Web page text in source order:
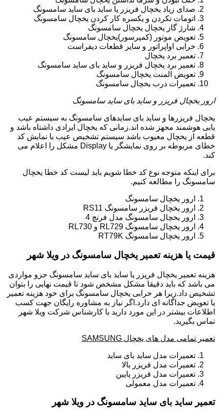
صدای زیاد یخچال فریزر یا ساید بای ساید سامسونگ
اتومات نکردن و یکسره کار کردن یخچال سامسونگ
شارژ گاز یخچال یخچال سامسونگ
تعویض موتور (کمپرسور)یخچال سامسونگ
خرابی اواپراتور و سایر قطعات دیفراست
تعمیر برد یخچال
تعمیر برد یخچال فریزر و ساید بای ساید سامسونگ
تعویض المنت یخچال سامسونگ
تعمیرات درب یخچال سامسونگ
ارور یخچال فریزر و ساید بای ساید سامسونگ
یخچال فریزرها و ساید بای سایدهای سامسونگ به سیستم عیب
یابی هوشمند مجهز شده اند.زمانی که یخچال ایرادی داشتاه باشد و
قطعه از یخچال معیوب باشد سیستم تشخیص عیب با نمایش کد
خطای مربوطه بر روی نمایشگر یا Display مشکل را اعلام می
کند.
برای اینکه متوجه نوع کد خطا شویم باید لیست کد خطا یخچال
سامسونگ را مطالعه کنیم.
ارور یخچال سامسونگ
ارور یخچال فریزر سامسونگ RS11
ارور یخچال سامسونگ مدل فرنچ 4
ارور یخچال سامسونگ RL729 و RL730
ارور یخچال سامسونگ RT79K
قیمت یا هزینه تعمیر یخچال سامسونگ در ویلا شهر
هزینه تعمیر یخچال فریزر یا ساید بای ساید سامسونگ جزو مواردی
می باشد که باید دقیقا مشکل مشخص شود تا قیمت نهایی را بتوان
تشخیص داد.زیرا هر خرابی یخچال سامسونگ برای خود هزینه تعمیر
یا تعویض جداگانه ای دارد.اگر نیاز به مشاوره رایگان جهت کسب
اطلاعات بیشتر در این مورد دارید با کارشناس شرکت ویلا شهر
تماس بگیرید.
تعمیر تمامی مدل های یخچال SAMSUNG
تعمیرات مدل ساید بای ساید
تعمیرات مدل فریزر بالا
تعمیرات مدل فریزر پایین
تعمیرات مدل معمولی
تعمیر ساید بای ساید سامسونگ در ویلا شهر